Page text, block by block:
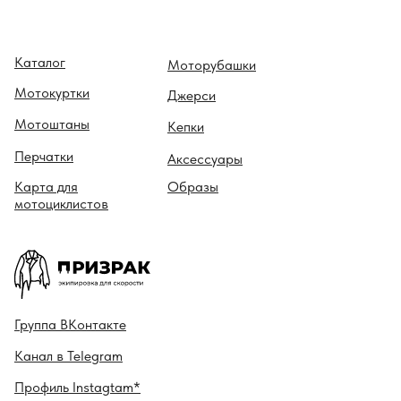
Каталог
Мотокуртки
Мотоштаны
Перчатки
Карта для
мотоциклистов
Моторубашки
Образы
Джерси
Кепки
Аксессуары
Канал в Telegram
Профиль Instagtam*
Гру ппа ВКонтакте